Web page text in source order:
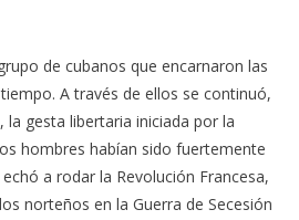
de cubanos que encarnaron las
A través de ellos se continuó,
la gesta libertaria iniciada por la
hombres habían sido fuertemente
a rodar la Revolución Francesa,
norteños en la Guerra de Secesión